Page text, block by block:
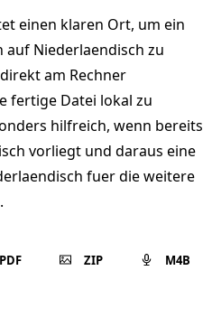
einen klaren Ort, um ein
auf Niederlaendisch zu
am Rechner
fertige Datei lokal zu
hilfreich, wenn bereits
vorliegt und daraus eine
fuer die weitere
PDF ZIP M4B